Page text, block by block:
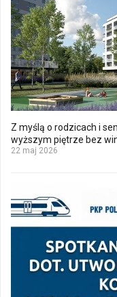
Z myślą o rodzicach i
wyższym piętrze bez
22 maj 2026